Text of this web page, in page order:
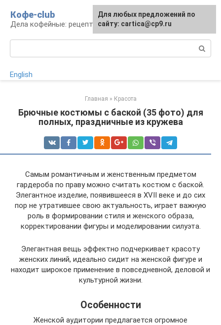
контенту
Кофе-club
Дела кофейные: рецепты и приготовление
English
Главная » Красота
Брючные костюмы с баской (35 фото) для
полных, праздничные из кружева
Самым романтичным и женственным предметом
гардероба по праву можно считать костюм с баской.
Элегантное изделие, появившееся в XVII веке и до сих
пор не утратившее свою актуальность, играет важную
роль в формировании стиля и женского образа,
корректировании фигуры и моделировании силуэта.
Элегантная вещь эффектно подчеркивает красоту
женских линий, идеально сидит на женской фигуре и
находит широкое применение в повседневной, деловой и
культурной жизни.
Особенности
Женской аудитории предлагается огромное
Для любых предложений по
сайту: cartica@cp9.ru